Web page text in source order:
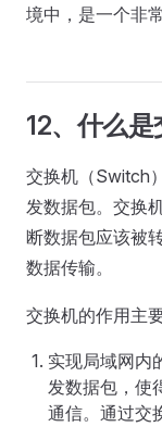
境中，是一个非
12、什么
交换机（Switch
发数据包。交换
断数据包应该被
数据传输。
交换机的作用主
实现局域网内
发数据包，使
通信。通过交